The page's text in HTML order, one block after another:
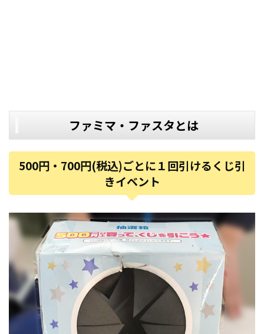
ファミマ・ファスタとは
500円・700円(税込)ごとに１回引けるくじ引
きイベント